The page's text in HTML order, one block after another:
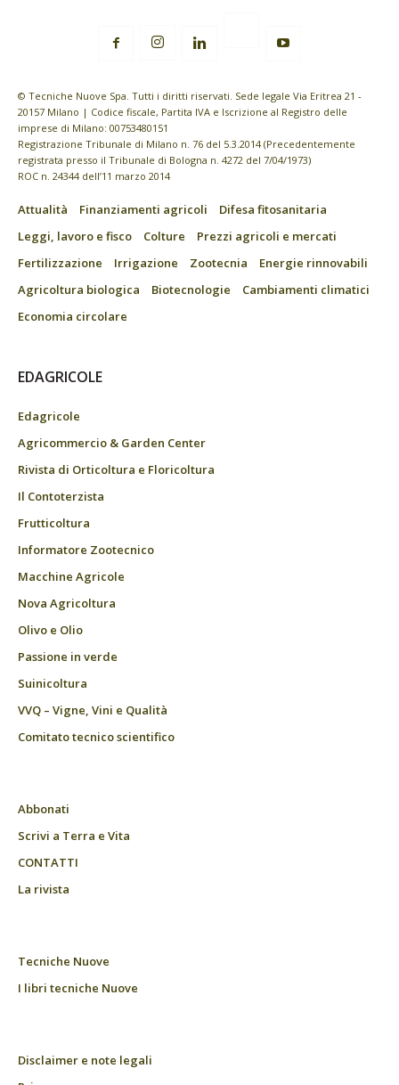
© Tecniche Nuove Spa. Tutti i diritti riservati. Sede legale Via Eritrea 21 -
20157 Milano | Codice fiscale, Partita IVA e Iscrizione al Registro delle
imprese di Milano: 00753480151
Registrazione Tribunale di Milano n. 76 del 5.3.2014 (Precedentemente
registrata presso il Tribunale di Bologna n. 4272 del 7/04/1973)
ROC n. 24344 dell’11 marzo 2014
Attualità Finanziamenti agricoli
Difesa fitosanitaria
Leggi, lavoro e fisco
Colture
Prezzi agricoli e mercati
Fertilizzazione
Irrigazione Zootecnia
Energie rinnovabili
Agricoltura biologica
Biotecnologie
Cambiamenti climatici
Economia circolare
EDAGRICOLE
Edagricole
Agricommercio & Garden Center
Rivista di Orticoltura e Floricoltura
Il Contoterzista
Frutticoltura
Informatore Zootecnico
Macchine Agricole
Nova Agricoltura
Olivo e Olio
Passione in verde
Suinicoltura
VVQ – Vigne, Vini e Qualità
Comitato tecnico scientifico
Abbonati
Scrivi a Terra e Vita
CONTATTI
La rivista
Tecniche Nuove
I libri tecniche Nuove
Disclaimer e note legali